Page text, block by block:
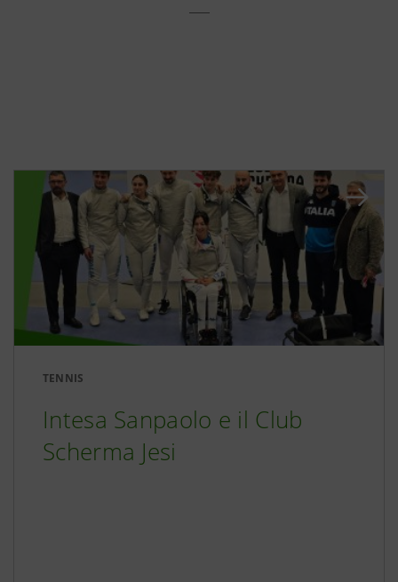
TENNIS
Intesa Sanpaolo e il Club
Scherma Jesi